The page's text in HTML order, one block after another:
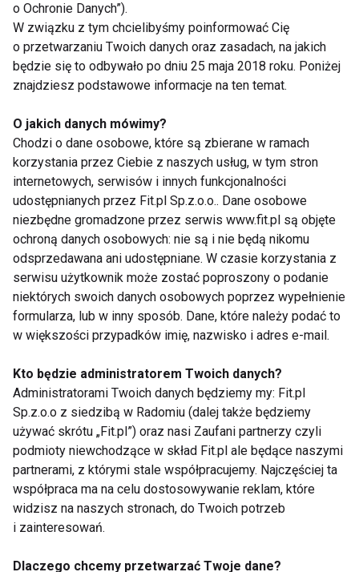
Nie przegap nowości ze
świata FIT!
Zapisz się do naszego newslettera
Wyrażam zgodę na otrzymywanie informacji
handlowej drogą elektroniczną na podany adres e-mail
przez FIT.PL. Więcej informacji znajdziesz w Polityce
ZAPISZ SIĘ
WSPÓŁPRACA
o Ochronie Danych”).
W związku z tym chcielibyśmy poinformować Cię
o przetwarzaniu Twoich danych oraz zasadach, na jakich
będzie się to odbywało po dniu 25 maja 2018 roku. Poniżej
znajdziesz podstawowe informacje na ten temat.
O jakich danych mówimy?
Chodzi o dane osobowe, które są zbierane w ramach
korzystania przez Ciebie z naszych usług, w tym stron
internetowych, serwisów i innych funkcjonalności
udostępnianych przez Fit.pl Sp.z.o.o.. Dane osobowe
niezbędne gromadzone przez serwis www.fit.pl są objęte
ochroną danych osobowych: nie są i nie będą nikomu
odsprzedawana ani udostępniane. W czasie korzystania z
serwisu użytkownik może zostać poproszony o podanie
niektórych swoich danych osobowych poprzez wypełnienie
formularza, lub w inny sposób. Dane, które należy podać to
w większości przypadków imię, nazwisko i adres e-mail.
Kto będzie administratorem Twoich danych?
Administratorami Twoich danych będziemy my: Fit.pl
Sp.z.o.o z siedzibą w Radomiu (dalej także będziemy
używać skrótu „Fit.pl”) oraz nasi Zaufani partnerzy czyli
podmioty niewchodzące w skład Fit.pl ale będące naszymi
partnerami, z którymi stale współpracujemy. Najczęściej ta
współpraca ma na celu dostosowywanie reklam, które
widzisz na naszych stronach, do Twoich potrzeb
i zainteresowań.
Dlaczego chcemy przetwarzać Twoje dane?